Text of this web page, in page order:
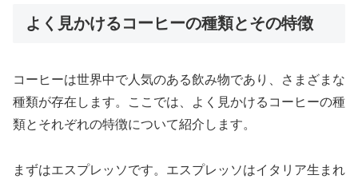
よく見かけるコーヒーの種類とその特徴
コーヒーは世界中で人気のある飲み物であり、さまざまな
種類が存在します。ここでは、よく見かけるコーヒーの種
類とそれぞれの特徴について紹介します。
まずはエスプレッソです。エスプレッソはイタリア生まれ